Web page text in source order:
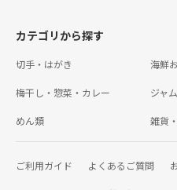
カテゴリから探す
切手・はがき 海鮮
梅干し・惣菜・カレー ジャ
めん類 雑貨
ご利用ガイド よくあるご質問